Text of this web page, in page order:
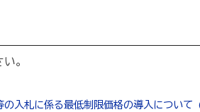
。
入札に係る最低制限価格の導入について